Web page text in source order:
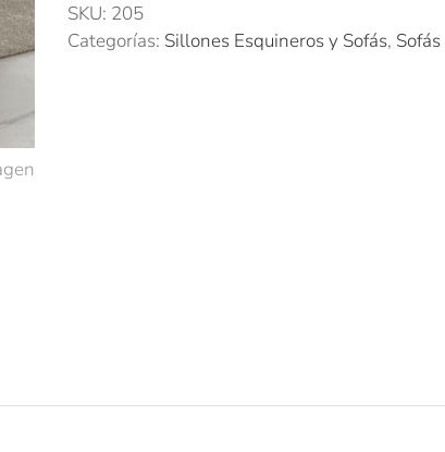
SKU: 205
Categorías: Sillones Esquineros y Sofás, Sofás